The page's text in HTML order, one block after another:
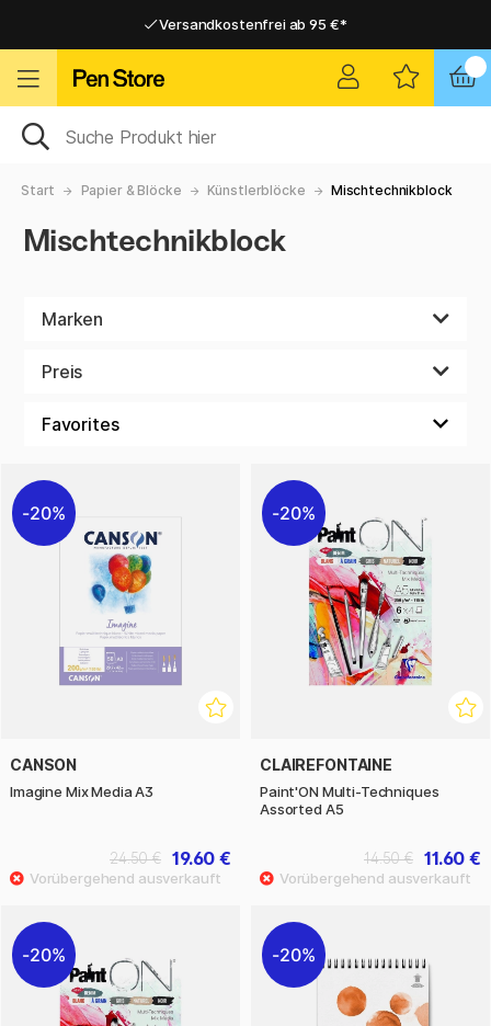
Versandkostenfrei ab 95 €*
Versandkostenfrei ab 95 €*
Start Papier & Blöcke Künstlerblöcke Mischtechnikblock
Mischtechnikblock
Marken
Preis
20%
CANSON
Imagine Mix Media A3
19.60 €
24.50 €
20%
CLAIREFONTAINE
Paint'ON Multi-Techniques
Assorted A5
11.60 €
14.50 €
20% 20%